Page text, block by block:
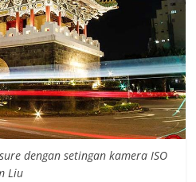
dengan setingan kamera ISO
Liu